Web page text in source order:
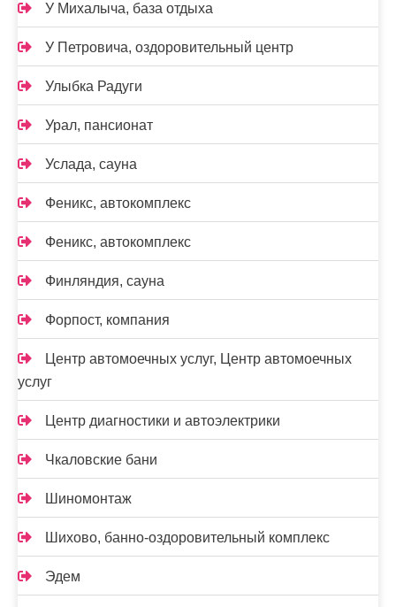
У Михалыча, база отдыха
У Петровича, оздоровительный центр
Улыбка Радуги
Урал, пансионат
Услада, сауна
Феникс, автокомплекс
Феникс, автокомплекс
Финляндия, сауна
Форпост, компания
Центр автомоечных услуг, Центр автомоечных
услуг
Центр диагностики и автоэлектрики
Чкаловские бани
Шиномонтаж
Шихово, банно-оздоровительный комплекс
Эдем